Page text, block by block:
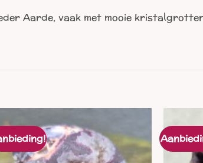
Aarde, vaak met mooie